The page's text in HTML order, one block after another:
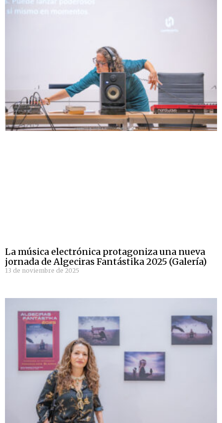
La música electrónica protagoniza una nueva
jornada de Algeciras Fantástika 2025 (Galería)
13 de noviembre de 2025